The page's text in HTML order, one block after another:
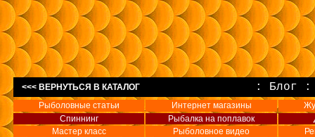
<<< ВЕРНУТЬСЯ В КАТАЛОГ : Блог
Рыболовные статьи Интернет магазины
Спиннинг
Рыбалка на поплавок
Мастер класс
Рыболовное видео